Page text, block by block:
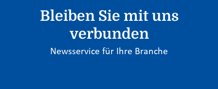
Bleiben Sie mit uns
verbunden
Newsservice für Ihre Branche